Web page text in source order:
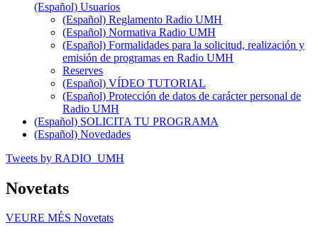
(Español) Usuarios
(Español) Reglamento Radio UMH
(Español) Normativa Radio UMH
(Español) Formalidades para la solicitud, realización y
emisión de programas en Radio UMH
Reserves
(Español) VÍDEO TUTORIAL
(Español) Protección de datos de carácter personal de
Radio UMH
(Español) SOLICITA TU PROGRAMA
(Español) Novedades
Tweets by RADIO_UMH
Novetats
VEURE MÉS Novetats